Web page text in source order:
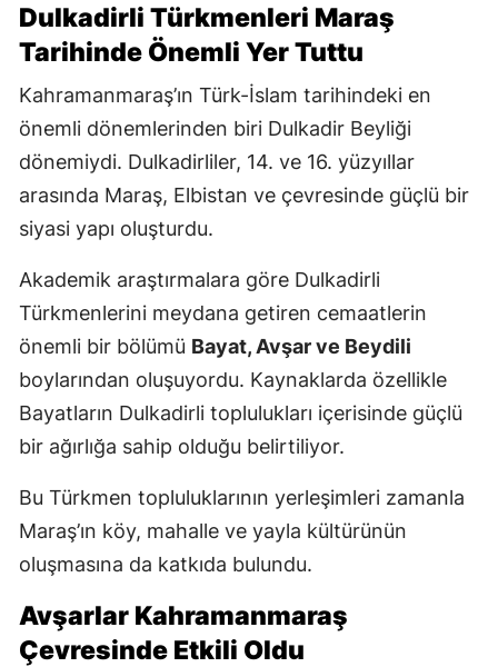
Dulkadirli Türkmenleri Maraş
Tarihinde Önemli Yer Tuttu
Kahramanmaraş’ın Türk-İslam tarihindeki en
önemli dönemlerinden biri Dulkadir Beyliği
dönemiydi. Dulkadirliler, 14. ve 16. yüzyıllar
arasında Maraş, Elbistan ve çevresinde güçlü bir
siyasi yapı oluşturdu.
Akademik araştırmalara göre Dulkadirli
Türkmenlerini meydana getiren cemaatlerin
önemli bir bölümü Bayat, Avşar ve Beydili
boylarından oluşuyordu. Kaynaklarda özellikle
Bayatların Dulkadirli toplulukları içerisinde güçlü
bir ağırlığa sahip olduğu belirtiliyor.
Bu Türkmen topluluklarının yerleşimleri zamanla
Maraş’ın köy, mahalle ve yayla kültürünün
oluşmasına da katkıda bulundu.
Avşarlar Kahramanmaraş
Çevresinde Etkili Oldu